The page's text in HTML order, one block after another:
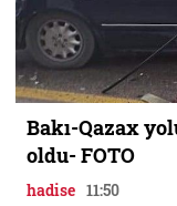
Bakı-Qazax
oldu- FOTO
hadise 11:50